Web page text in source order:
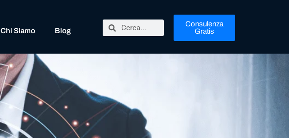
Chi Siamo Blog
Consulenza
Gratis